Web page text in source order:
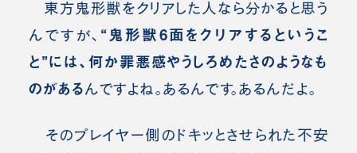
東方鬼形獣をクリアした人なら分かると思う
んですが、 “鬼形獣6面をクリアするというこ
と”には、何か罪悪感やうしろめたさのようなも
のがある んですよね。あるんです。あるんだよ。
そのプレイヤー側のドキッとさせられた不安